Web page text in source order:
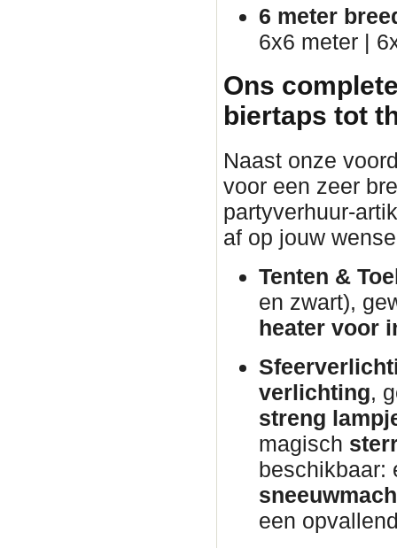
6 meter
6x6 meter |
Ons
biertaps tot
Naast onze
voor een zeer
partyverhuur-
af op jouw
Tenten &
en zwart),
heater voor
verlichting,
streng
magisch
beschikbaar:
een